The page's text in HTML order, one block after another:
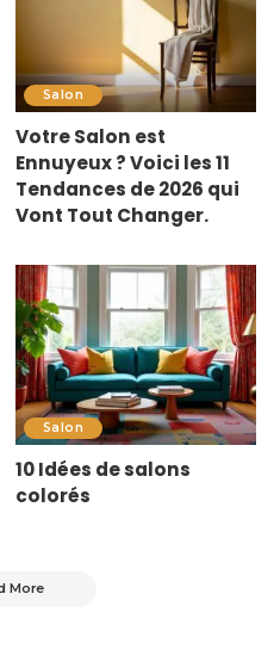
Salon
Votre Salon est
Ennuyeux ? Voici les 11
Tendances de 2026 qui
Vont Tout Changer.
Salon
10 Idées de salons
colorés
More